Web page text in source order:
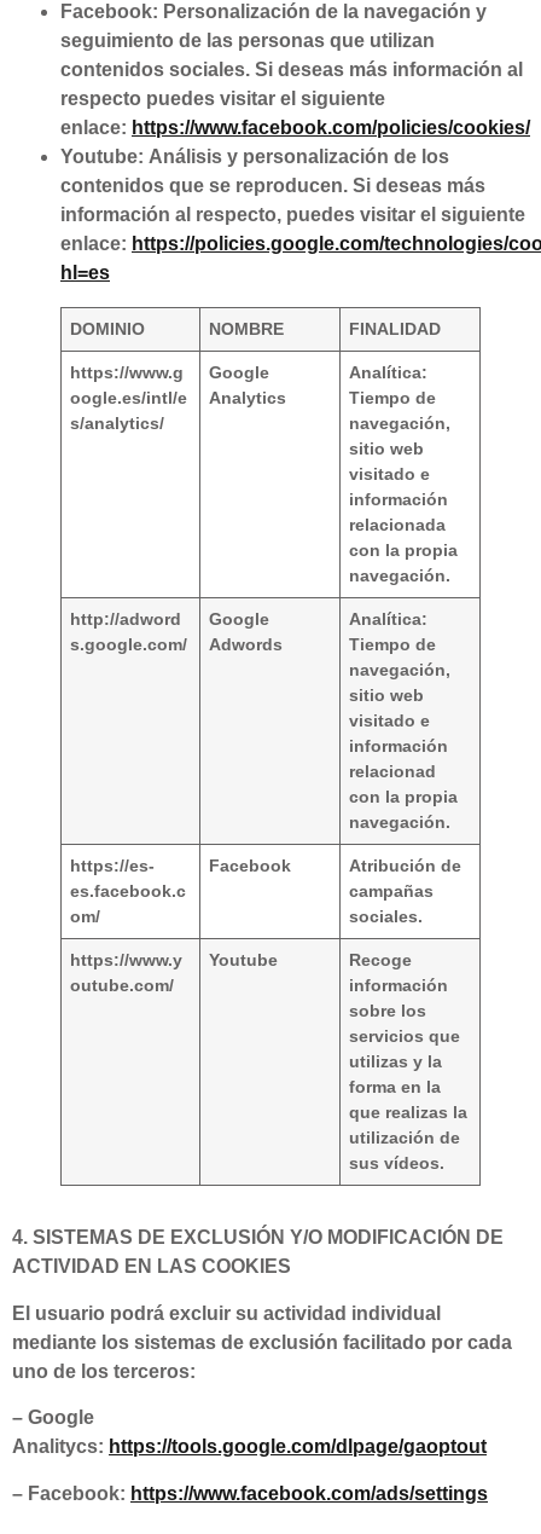
Facebook: Personalización de la navegación y
seguimiento de las personas que utilizan
contenidos sociales. Si deseas más información al
respecto puedes visitar el siguiente
enlace: https://www.facebook.com/policies/cookies/
Youtube: Análisis y personalización de los
contenidos que se reproducen. Si deseas más
información al respecto, puedes visitar el siguiente
enlace: https://policies.google.com/technologies/
hl=es
DOMINIO NOMBRE FINALIDAD
https://www.g
oogle.es/intl/e
s/analytics/
Google
Analytics
Analítica:
Tiempo de
navegación,
sitio web
visitado e
información
relacionada
con la propia
navegación.
http://adword
s.google.com/
Google
Adwords
Analítica:
Tiempo de
navegación,
sitio web
visitado e
información
relacionad
con la propia
navegación.
https://es-
es.facebook.c
om/
Facebook
Atribución de
campañas
sociales.
https://www.y
outube.com/
Youtube
Recoge
información
sobre los
servicios que
utilizas y la
forma en la
que realizas la
utilización de
sus vídeos.
4. SISTEMAS DE EXCLUSIÓN Y/O MODIFICACIÓN DE
ACTIVIDAD EN LAS COOKIES
El usuario podrá excluir su actividad individual
mediante los sistemas de exclusión facilitado por cada
uno de los terceros:
– Google
Analitycs: https://tools.google.com/dlpage/gaoptout
– Facebook: https://www.facebook.com/ads/settings